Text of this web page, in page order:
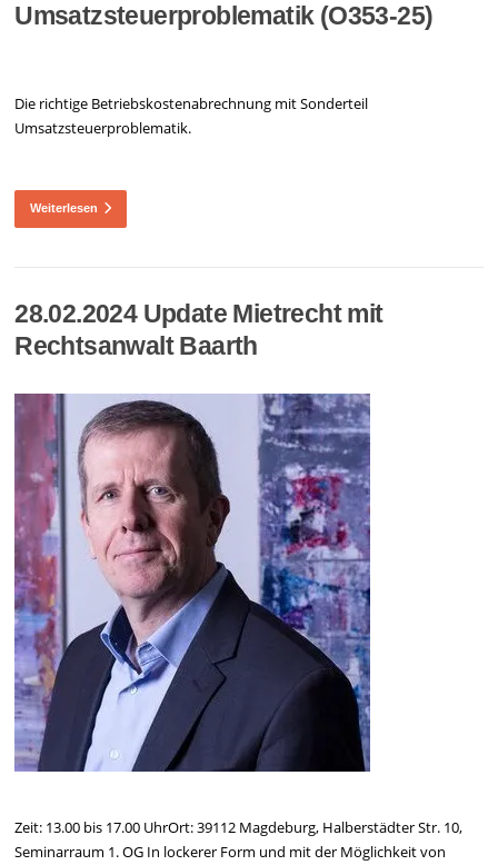
Umsatzsteuerproblematik (O353-25)
Die richtige Betriebskostenabrechnung mit Sonderteil
Umsatzsteuerproblematik.
Weiterlesen
28.02.2024 Update Mietrecht mit
Rechtsanwalt Baarth
Zeit: 13.00 bis 17.00 UhrOrt: 39112 Magdeburg, Halberstädter Str. 10,
Seminarraum 1. OG In lockerer Form und mit der Möglichkeit von